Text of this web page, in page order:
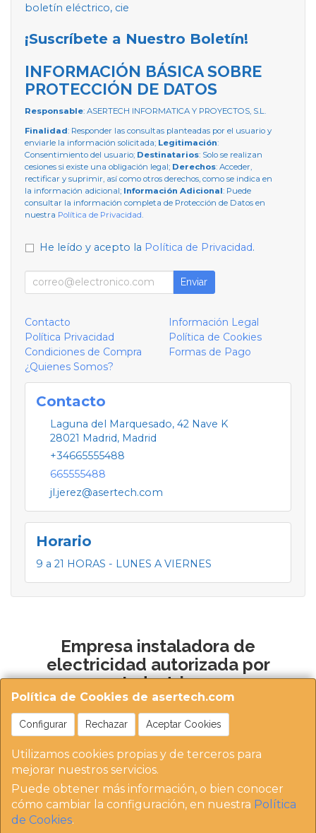
Política de Cookies de asertech.com
Configurar Rechazar Aceptar Cookies
Utilizamos cookies propias y de terceros para
mejorar nuestros servicios.
Puede obtener más información, o bien conocer
cómo cambiar la configuración, en nuestra Política
de Cookies.
boletín eléctrico, cie
¡Suscríbete a Nuestro Boletín!
INFORMACIÓN BÁSICA SOBRE
PROTECCIÓN DE DATOS
Responsable: ASERTECH INFORMATICA Y PROYECTOS, S.L.
Finalidad: Responder las consultas planteadas por el usuario y
enviarle la información solicitada; Legitimación:
Consentimiento del usuario; Destinatarios: Solo se realizan
cesiones si existe una obligación legal; Derechos: Acceder,
rectificar y suprimir, así como otros derechos, como se indica en
la información adicional; Información Adicional: Puede
consultar la información completa de Protección de Datos en
nuestra Política de Privacidad
He leído y acepto la Política de Privacidad.
Enviar
Contacto
Información Legal
Política Privacidad
Política de Cookies
Condiciones de Compra
Formas de Pago
¿Quienes Somos?
Contacto
Laguna del Marquesado, 42 Nave K
28021 Madrid, Madrid
+34665555488
665555488
jl.jerez@asertech.com
Horario
9 a 21 HORAS - LUNES A VIERNES
Empresa instaladora de
electricidad autorizada por
Industria
https://instaladoresdemadrid.com/at_biz_dir/asertec
h-ip/